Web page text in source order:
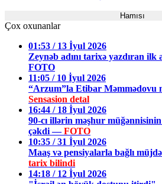
Hamısı
Çox oxunanlar
01:53 / 13 İyul 2026
Zeynəb adını tarixə yazdıran ilk
FOTO
11:05 / 10 İyul 2026
“Arzum”la Etibar Məmmədovu
Sensasion detal
16:44 / 18 İyul 2026
90-cı illərin məşhur
çəkdi —FOTO
10:35 / 31 İyul 2026
Maaş və pensiyalarla bağlı
tarix bilindi
14:18 / 12 İyul 2026